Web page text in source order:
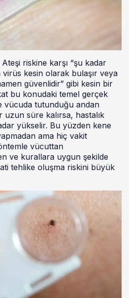
Ateşi riskine karşı “şu kadar
kesin olarak bulaşır veya
güvenlidir” gibi kesin bir
bu konudaki temel gerçek
vücuda tutunduğu andan
süre kalırsa, hastalık
yükselir. Bu yüzden kene
ama hiç vakit
vücuttan
ve kurallara uygun şekilde
tehlike oluşma riskini büyük